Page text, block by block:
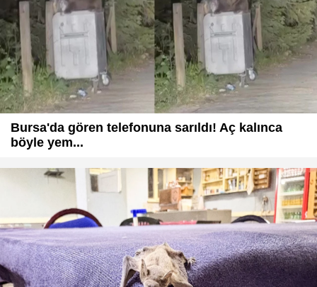
Bursa'da gören telefonuna sarıldı! Aç kalınca
böyle yem...